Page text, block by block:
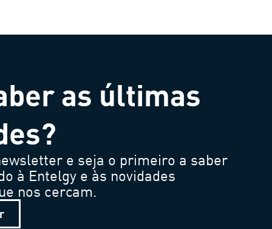
as últimas
e seja o primeiro a saber
à Entelgy e às novidades
nos cercam.